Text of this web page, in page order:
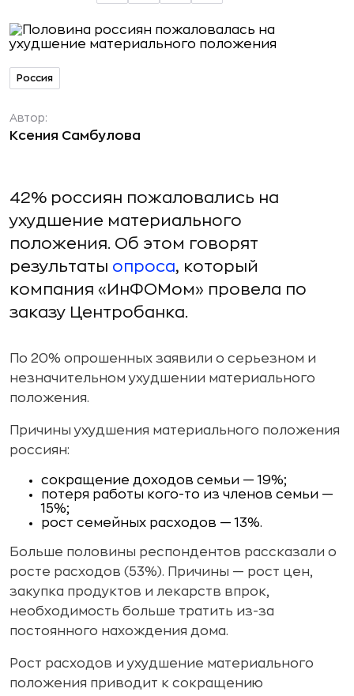
Россия
Автор:
Ксения Самбулова
42% россиян пожаловались на
ухудшение материального
положения. Об этом говорят
результаты опроса, который
компания «ИнФОМом» провела по
заказу Центробанка.
По 20% опрошенных заявили о серьезном и
незначительном ухудшении материального
положения.
Причины ухудшения материального положения
россиян:
сокращение доходов семьи — 19%;
потеря работы кого-то из членов семьи —
15%;
рост семейных расходов — 13%.
Больше половины респондентов рассказали о
росте расходов (53%). Причины — рост цен,
закупка продуктов и лекарств впрок,
необходимость больше тратить из-за
постоянного нахождения дома.
Рост расходов и ухудшение материального
положения приводит к сокращению